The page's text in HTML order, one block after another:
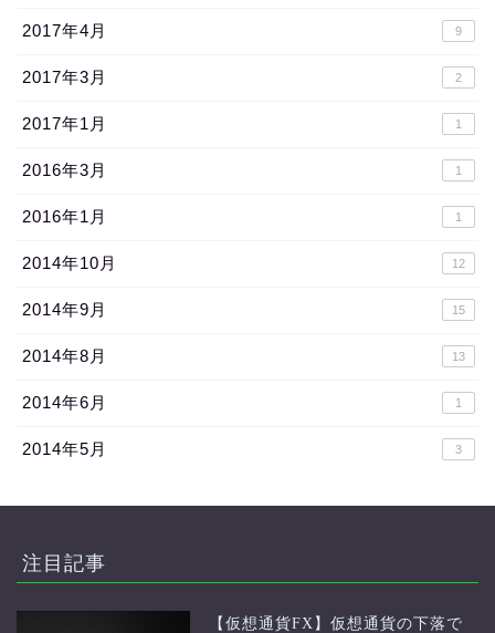
2017年4月 9
2017年3月 2
2017年1月 1
2016年3月 1
2016年1月 1
2014年10月 12
2014年9月 15
2014年8月 13
2014年6月 1
2014年5月 3
注目記事
【仮想通貨FX】仮想通貨の下落で